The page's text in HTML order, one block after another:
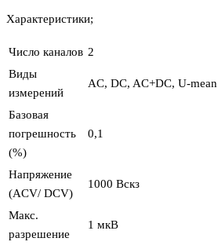
Характеристики;
Число каналов 2
Виды
измерений
AC, DC, AC+DC, U-mean
Базовая
погрешность
(%)
0,1
Напряжение
(ACV/ DCV)
1000 Вскз
Макс.
разрешение
1 мкВ